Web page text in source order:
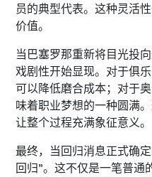
员的典型代表。这种灵活
价值。
当巴塞罗那重新将目光投
戏剧性开始显现。对于俱
可以降低磨合成本；对于
味着职业梦想的一种圆满
让整个过程充满象征意义。
最终，当回归消息正式确
回归”。这不仅是一笔普通